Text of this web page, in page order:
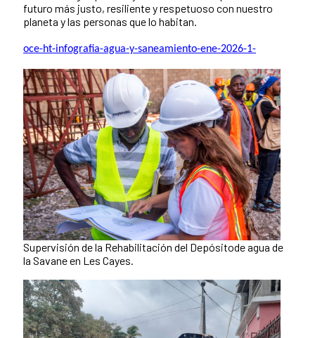
futuro más justo, resiliente y respetuoso con nuestro
planeta y las personas que lo habitan.
oce-ht-infografia-agua-y-saneamiento-ene-2026-1-
Supervisión de la Rehabilitación del Depósitode agua de
la Savane en Les Cayes.